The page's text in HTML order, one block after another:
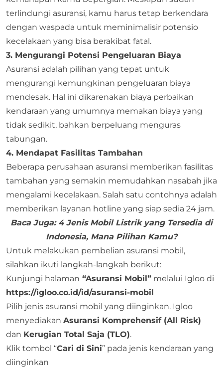
terlindungi asuransi, kamu harus tetap berkendara
dengan waspada untuk meminimalisir potensio
kecelakaan yang bisa berakibat fatal.
3. Mengurangi Potensi Pengeluaran Biaya
Asuransi adalah pilihan yang tepat untuk
mengurangi kemungkinan pengeluaran biaya
mendesak. Hal ini dikarenakan biaya perbaikan
kendaraan yang umumnya memakan biaya yang
tidak sedikit, bahkan berpeluang menguras
tabungan.
4. Mendapat Fasilitas Tambahan
Beberapa perusahaan asuransi memberikan fasilitas
tambahan yang semakin memudahkan nasabah jika
mengalami kecelakaan. Salah satu contohnya adalah
memberikan layanan hotline yang siap sedia 24 jam.
Baca Juga: 4 Jenis Mobil Listrik yang Tersedia di
Indonesia, Mana Pilihan Kamu?
Untuk melakukan pembelian asuransi mobil,
silahkan ikuti langkah-langkah berikut:
Kunjungi halaman “Asuransi Mobil” melalui Igloo di
https://igloo.co.id/id/asuransi-mobil
Pilih jenis asuransi mobil yang diinginkan. Igloo
menyediakan Asuransi Komprehensif (All Risk)
dan Kerugian Total Saja (TLO).
Klik tombol “Cari di Sini” pada jenis kendaraan yang
diinginkan